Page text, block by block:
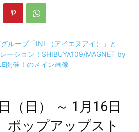
（日） ～ 1月16日
ポップアップスト